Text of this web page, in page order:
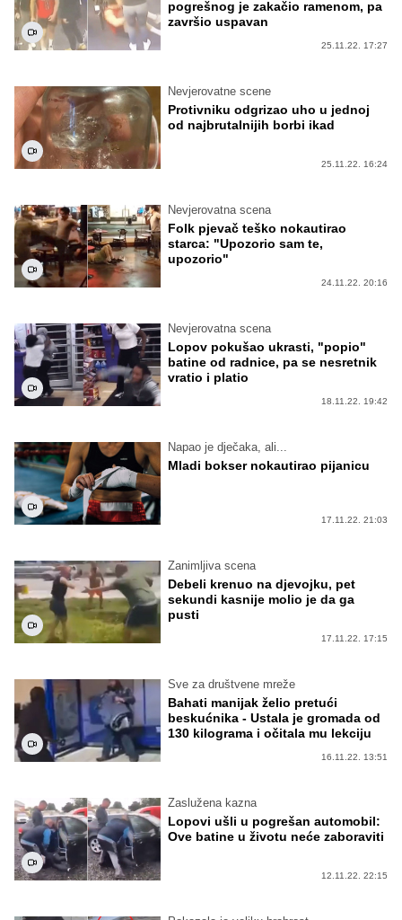
pogrešnog je zakačio ramenom, pa
završio uspavan
25.11.22. 17:27
Nevjerovatne scene
Protivniku odgrizao uho u jednoj
od najbrutalnijih borbi ikad
25.11.22. 16:24
Nevjerovatna scena
Folk pjevač teško nokautirao
starca: "Upozorio sam te,
upozorio"
24.11.22. 20:16
Nevjerovatna scena
Lopov pokušao ukrasti, "popio"
batine od radnice, pa se nesretnik
vratio i platio
18.11.22. 19:42
Napao je dječaka, ali...
Mladi bokser nokautirao pijanicu
17.11.22. 21:03
Zanimljiva scena
Debeli krenuo na djevojku, pet
sekundi kasnije molio je da ga
pusti
17.11.22. 17:15
Sve za društvene mreže
Bahati manijak želio pretući
beskućnika - Ustala je gromada od
130 kilograma i očitala mu lekciju
16.11.22. 13:51
Zaslužena kazna
Lopovi ušli u pogrešan automobil:
Ove batine u životu neće zaboraviti
12.11.22. 22:15